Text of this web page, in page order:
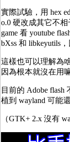
實際試驗，用 hex
o.0 硬改成其它不相
game 看 youtube
bXss 和 libkeyutils
這樣也可以理解為
因為根本就沒在用
目前的 Adobe flash
植到 wayland 可能
（GTK+ 2.x 沒有